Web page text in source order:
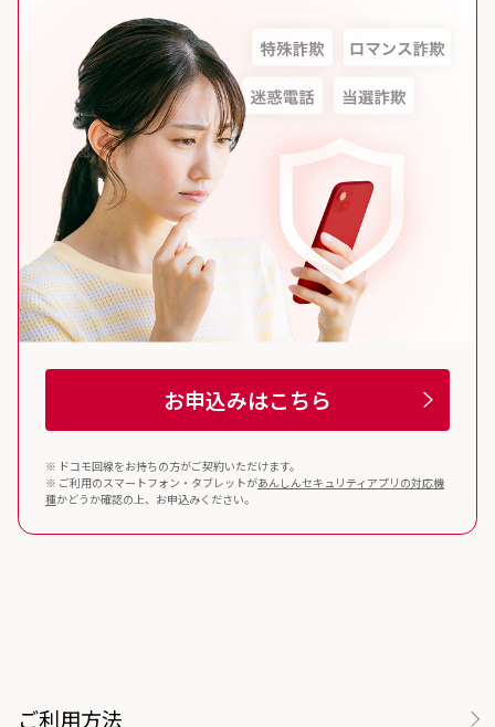
お申込みはこちら
※ ドコモ回線をお持ちの方がご契約いただけます。
※ ご利用のスマートフォン・タブレットがあんしんセキュリティ アプリの対応機
種かどうか確認の上、お申込みください。
ご利用方法